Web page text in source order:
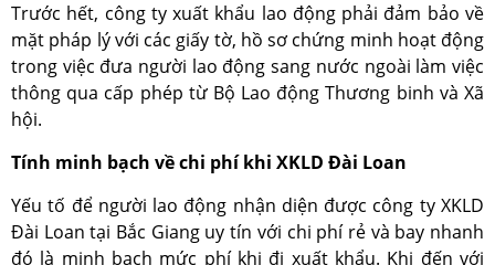
Trước hết, công ty xuất khẩu lao động phải đảm bảo về
mặt pháp lý với các giấy tờ, hồ sơ chứng minh hoạt động
trong việc đưa người lao động sang nước ngoài làm việc
thông qua cấp phép từ Bộ Lao động Thương binh và Xã
hội.
Tính minh bạch về chi phí khi XKLD Đài Loan
Yếu tố để người lao động nhận diện được công ty XKLD
Đài Loan tại Bắc Giang uy tín với chi phí rẻ và bay nhanh
đó là minh bạch mức phí khi đi xuất khẩu. Khi đến với